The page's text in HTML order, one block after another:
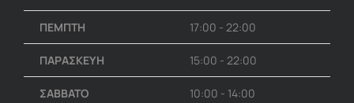
ΠΕΜΠΤΗ 17:00 - 22:00
ΠΑΡΑΣΚΕΥΗ 15:00 - 22:00
ΣΑΒΒΑΤΟ 10:00 - 14:00